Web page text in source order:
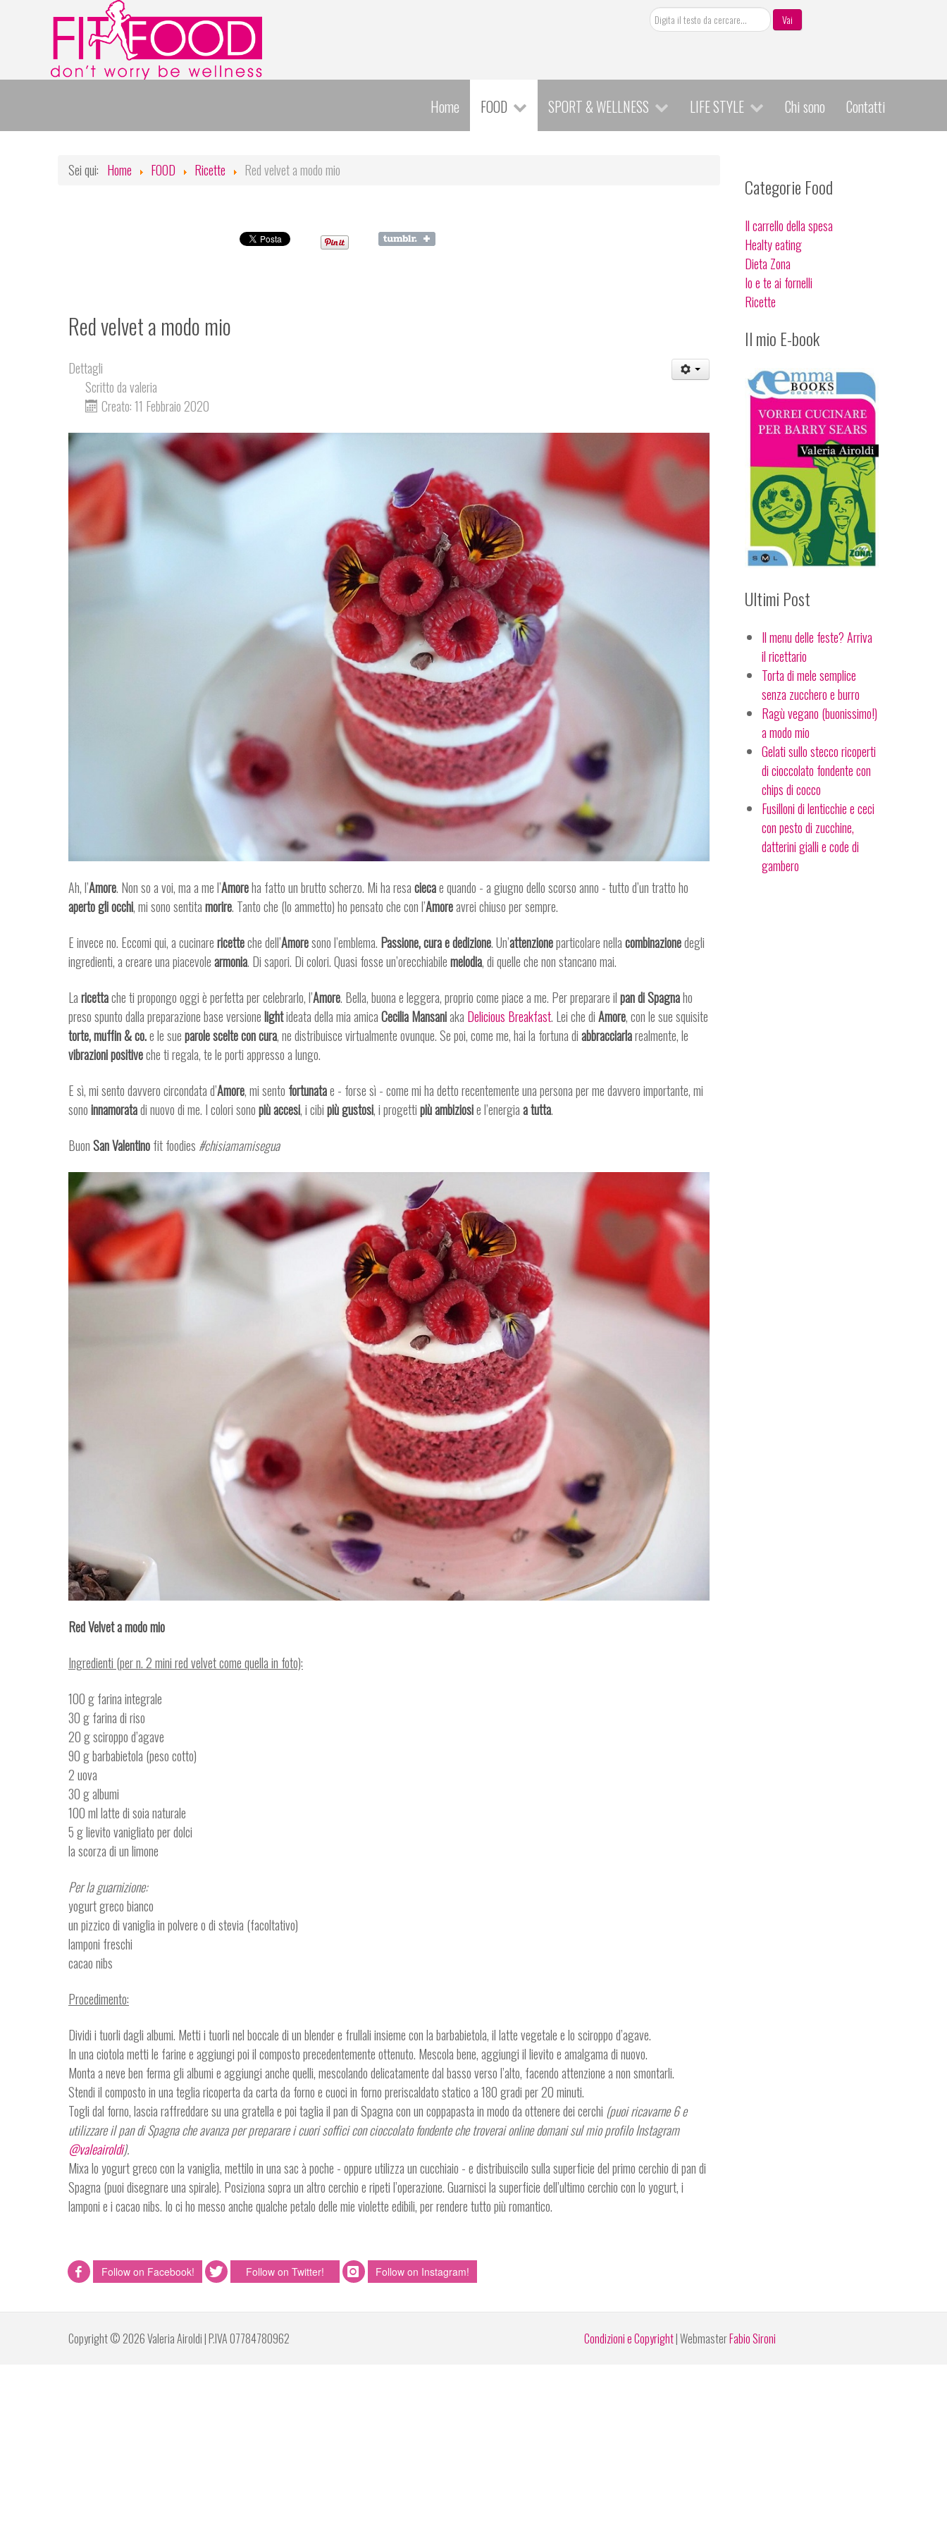
Cerca Vai
Home FOOD SPORT & WELLNESS LIFE STYLE Chi sono Contatti
Sei qui: Home FOOD Ricette Red velvet a modo mio
Red velvet a modo mio
Dettagli
Scritto davaleria
Creato: 11 Febbraio 2020
Ah, l’Amore. Non so a voi, ma a me l’Amoreha fatto un brutto scherzo. Mi ha resaciecae quando - a giugno dello scorso anno - tutto d’un tratto ho
aperto gli occhi, mi sono sentitamorire. Tanto che (lo ammetto) ho pensato che con l’Amoreavrei chiuso per sempre.
E invece no. Eccomi qui, a cucinarericetteche dell’Amoresono l’emblema. Passione, cura e dedizione. Un’attenzioneparticolare nellacombinazionedegli
ingredienti, a creare una piacevolearmonia. Di sapori. Di colori. Quasi fosse un’orecchiabilemelodia, di quelle che non stancano mai.
Laricettache ti propongo oggi è perfetta per celebrarlo, l’Amore. Bella, buona e leggera, proprio come piace a me. Per preparare ilpan di Spagnaho
preso spunto dalla preparazione base versionelightideata della mia amicaCecilia Mansaniaka Delicious Breakfast. Lei che diAmore, con le sue squisite
torte, muffin & co.e le sueparole scelte con cura, ne distribuisce virtualmente ovunque. Se poi, come me, hai la fortuna diabbracciarlarealmente, le
vibrazioni positiveche ti regala, te le porti appresso a lungo.
E sì, mi sento davvero circondata d’Amore, mi sento fortunatae - forse sì - come mi ha detto recentemente una persona per me davvero importante, mi
sonoinnamoratadi nuovo di me. I colori sonopiù accesi, i cibipiù gustosi, i progettipiù ambiziosie l’energiaa tutta.
BuonSan Valentinofit foodies #chisiamamisegua
Red Velvet a modo mio
Ingredienti (per n. 2 mini red velvet come quella in foto):
100 g farina integrale
30 g farina di riso
20 g sciroppo d’agave
90 g barbabietola (peso cotto)
2 uova
30 g albumi
100 ml latte di soia naturale
5 g lievito vanigliato per dolci
la scorza di un limone
Per la guarnizione:
yogurt greco bianco
un pizzico di vaniglia in polvere o di stevia (facoltativo)
lamponi freschi
cacao nibs
Procedimento:
Dividi i tuorli dagli albumi. Metti i tuorli nel boccale di un blender e frullali insieme con la barbabietola, il latte vegetale e lo sciroppo d’agave.
In una ciotola metti le farine e aggiungi poi il composto precedentemente ottenuto. Mescola bene, aggiungi il lievito e amalgama di nuovo.
Monta a neve ben ferma gli albumi e aggiungi anche quelli, mescolando delicatamente dal basso verso l’alto, facendo attenzione a non smontarli.
Stendi il composto in una teglia ricoperta da carta da forno e cuoci in forno preriscaldato statico a 180 gradi per 20 minuti.
Togli dal forno, lascia raffreddare su una gratella e poi taglia il pan di Spagna con un coppapasta in modo da ottenere dei cerchi (puoi ricavarne 6 e
utilizzare il pan di Spagna che avanza per preparare i cuori soffici con cioccolato fondente che troverai online domani sul mio profilo Instagram
@valeairoldi).
Mixa lo yogurt greco con la vaniglia, mettilo in una sac à poche - oppure utilizza un cucchiaio - e distribuiscilo sulla superficie del primo cerchio di pan di
Spagna (puoi disegnare una spirale). Posiziona sopra un altro cerchio e ripeti l’operazione. Guarnisci la superficie dell’ultimo cerchio con lo yogurt, i
lamponi e i cacao nibs. Io ci ho messo anche qualche petalo delle mie violette edibili, per rendere tutto più romantico.
Follow on Facebook! Follow on Twitter! Follow on Instagram!
Categorie Food
Il carrello della spesa
Healty eating
Dieta Zona
Io e te ai fornelli
Ricette
Il mio E-book
Ultimi Post
Il menu delle feste? Arriva
il ricettario
Torta di mele semplice
senza zucchero e burro
Ragù vegano (buonissimo!)
a modo mio
Gelati sullo stecco ricoperti
di cioccolato fondente con
chips di cocco
Fusilloni di lenticchie e ceci
con pesto di zucchine,
datterini gialli e code di
gambero
Copyright © 2026 Valeria Airoldi | P.IVA 07784780962 Condizioni e Copyright| WebmasterFabio Sironi